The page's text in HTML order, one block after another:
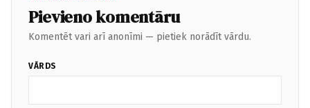
Pievieno komentāru
Komentēt vari arī anonīmi — pietiek norādīt vārdu.
VĀRDS